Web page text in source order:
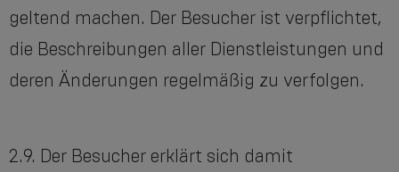
geltend machen. Der Besucher ist verpflichtet,
die Beschreibungen aller Dienstleistungen und
deren Änderungen regelmäßig zu verfolgen.
2.9. Der Besucher erklärt sich damit